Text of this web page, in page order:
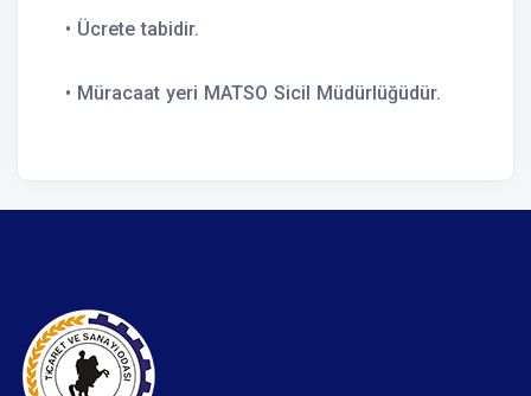
• Ücrete tabidir.
• Müracaat yeri MATSO Sicil Müdürlüğüdür.